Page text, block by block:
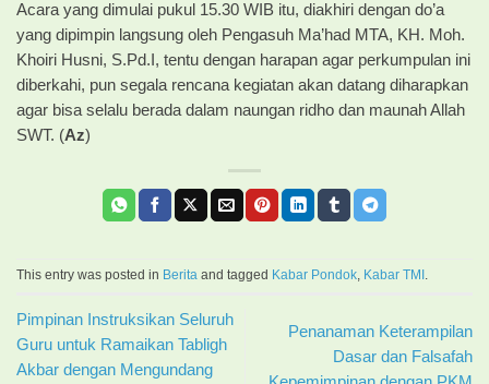
Acara yang dimulai pukul 15.30 WIB itu, diakhiri dengan do’a
yang dipimpin langsung oleh Pengasuh Ma’had MTA, KH. Moh.
Khoiri Husni, S.Pd.I, tentu dengan harapan agar perkumpulan ini
diberkahi, pun segala rencana kegiatan akan datang diharapkan
agar bisa selalu berada dalam naungan ridho dan maunah Allah
SWT. (Az)
This entry was posted in Berita and tagged Kabar Pondok Kabar TMI
Pimpinan Instruksikan Seluruh
Guru untuk Ramaikan Tabligh
Akbar dengan Mengundang
Penanaman Keterampilan
Dasar dan Falsafah